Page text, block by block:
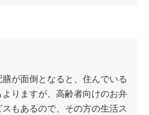
が面倒となると、住んでいる
りますが、高齢者向けのお弁
もあるので、その方の生活ス